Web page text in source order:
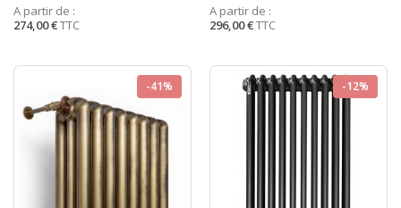
A partir de :
274,00 €TTC
A partir de :
296,00 €TTC
-41% -12%